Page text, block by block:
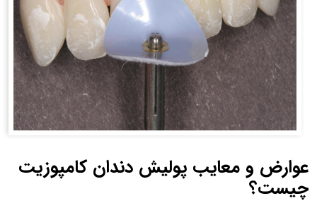
عوارض و معایب پولیش دندان کامپوزیت
چیست؟